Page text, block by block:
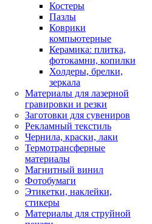
Костеры
Пазлы
Коврики
компьютерные
Керамика: плитка,
фотокамни, копилки
Холдеры, брелки,
зеркала
Материалы для лазерной
гравировки и резки
Заготовки для сувениров
Рекламный текстиль
Чернила, краски, лаки
Термотрансферные
материалы
Магнитный винил
Фотобумаги
Этикетки, наклейки,
стикеры
Материалы для струйной